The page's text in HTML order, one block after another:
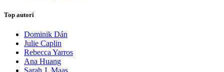
Top autori
Dominik Dán
Julie Caplin
Rebecca Yarros
Ana Huang
Sarah J. Maas